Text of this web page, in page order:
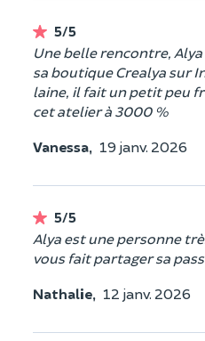
5/5
Une belle rencontre,
sa boutique Crealya sur
laine, il fait un petit peu
cet atelier à 3000 %
Vanessa, 19 janv. 2026
5/5
Alya est une personne
vous fait partager sa
Nathalie, 12 janv. 2026